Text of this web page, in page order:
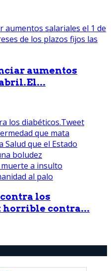
aumentos
los
horrible contra...